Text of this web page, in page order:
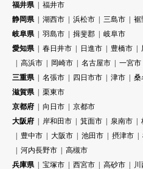
福井県
福井市
静岡県
湖西市 浜松市 三島市 裾
岐阜県
羽島市 揖斐郡
岐阜市
愛知県
春日井市 日進市 豊橋市
高浜市
岡崎市 名古屋市
一宮市
三重県
名張市 四日市市 津市 桑
滋賀県
栗東市
京都府
向日市
京都市
大阪府
岸和田市 箕面市 泉南市
豊中市
大阪市 池田市 摂津市
河内長野市
高槻市
兵庫県
宝塚市 西宮市 高砂市